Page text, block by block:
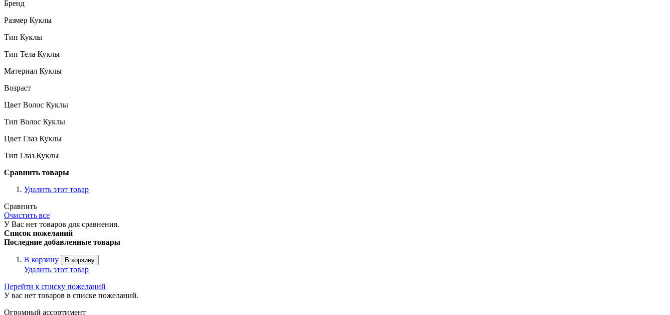
Бренд
Размер Куклы
Тип Куклы
Тип Тела Куклы
Материал Куклы
Возраст
Цвет Волос Куклы
Тип Волос Куклы
Цвет Глаз Куклы
Тип Глаз Куклы
Сравнить товары
Удалить этот товар
Сравнить
Очистить все
У Вас нет товаров для сравнения.
Список пожеланий
Последние добавленные товары
В корзину В корзину
Удалить этот товар
Перейти к списку пожеланий
У вас нет товаров в списке пожеланий.
Огромный ассортимент